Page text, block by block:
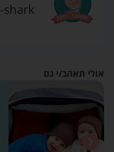
shark
אולי תאהב/י גם